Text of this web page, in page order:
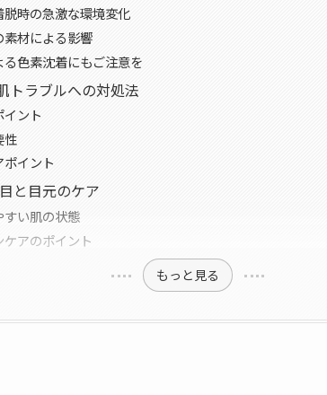
脱時の急激な環境変化
素材による影響
る色素沈着にもご注意を
トラブルへの対処法
ント
性
ポイント
と目元のケア
すい肌の状態
アのポイント
もっと見る